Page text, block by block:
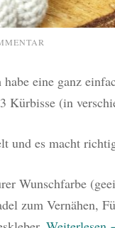
eine ganz
(in
und es macht
Wunschfarbe
zum Vernähen,